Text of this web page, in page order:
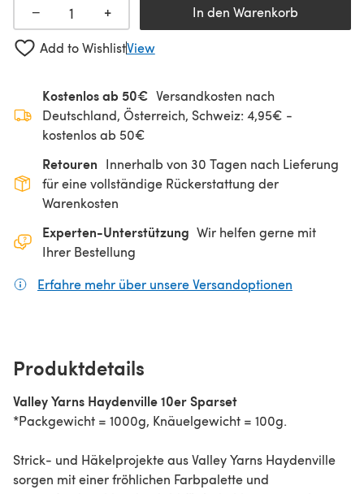
− + In den Warenkorb
Add to WishlistView
Kostenlos ab 50€ Versandkosten nach
Deutschland, Österreich, Schweiz: 4,95€ -
kostenlos ab 50€
Retouren Innerhalb von 30 Tagen nach Lieferung
für eine vollständige Rückerstattung der
Warenkosten
Experten-Unterstützung Wir helfen gerne mit
Ihrer Bestellung
Erfahre mehr über unsere Versandoptionen
Produktdetails
Valley Yarns Haydenville 10er Sparset
*Packgewicht = 1000g, Knäuelgewicht = 100g.
Strick- und Häkelprojekte aus Valley Yarns Haydenville
sorgen mit einer fröhlichen Farbpalette und